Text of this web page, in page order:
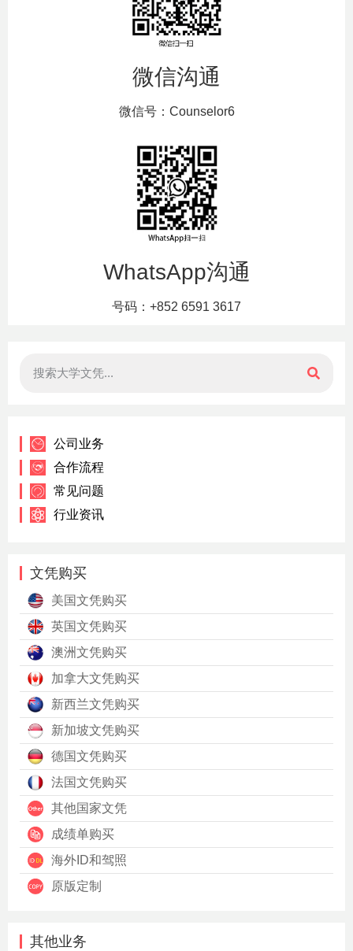
微信沟通
微信号：Counselor6
WhatsApp沟通
号码：+852 6591 3617
公司业务
合作流程
常见问题
行业资讯
文凭购买
美国文凭购买
英国文凭购买
澳洲文凭购买
加拿大文凭购买
新西兰文凭购买
新加坡文凭购买
德国文凭购买
法国文凭购买
其他国家文凭
成绩单购买
海外ID和驾照
原版定制
其他业务